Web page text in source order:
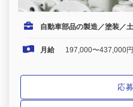
自動車部品の製造／塗装／
月給 197,000〜437,000円
応